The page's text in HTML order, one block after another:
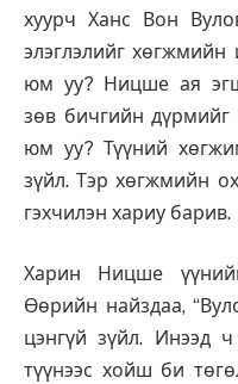
хуурч Ханс Вон
элэглэлийг хөгжмийн
юм уу? Ницше ая
зөв бичгийн
юм уу? Түүний
зүйл. Тэр хөгжмийн
гэхчилэн хариу барив.
Харин Ницше
Өөрийн найздаа,
цэнгүй зүйл. Инээд
түүнээс хойш би